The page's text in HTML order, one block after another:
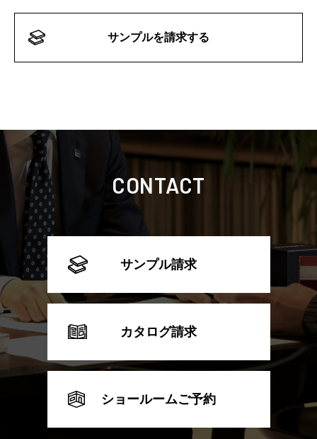
サンプルを請求する
CONTACT
サンプル請求
カタログ請求
ショールームご予約